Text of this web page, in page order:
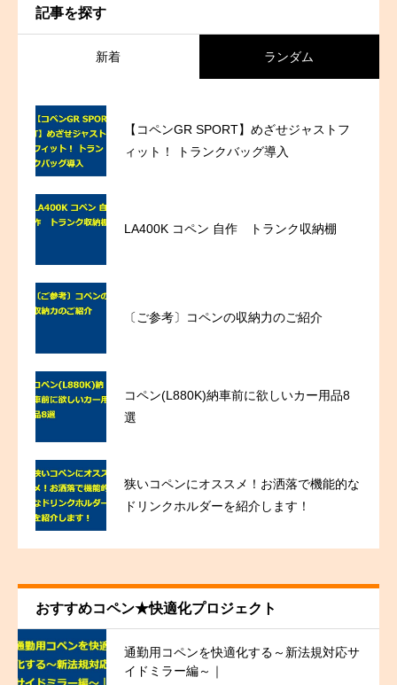
記事を探す
新着 ランダム
【コペンGR SPORT】めざせジャストフ
ィット！ トランクバッグ導入
LA400K コペン 自作 トランク収納棚
〔ご参考〕コペンの収納力のご紹介
コペン(L880K)納車前に欲しいカー用品8
選
狭いコペンにオススメ！お洒落で機能的な
ドリンクホルダーを紹介します！
おすすめコペン★快適化プロジェクト
通勤用コペンを快適化する～新法規対応サ
イドミラー編～｜